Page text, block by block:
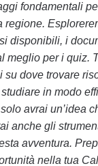
fondamentali
regione.
disponibili, i
meglio per i quiz.
su dove trovare
in modo
avrai un’idea
anche gli
avventura.
nella tua